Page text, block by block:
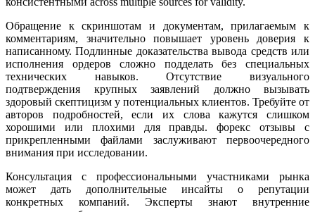
Обращение к скриншотам и документам, прилагаемым к
комментариям, значительно повышает уровень доверия к
написанному. Подлинные доказательства вывода средств или
исполнения ордеров сложно подделать без специальных
технических навыков. Отсутствие визуального
подтверждения крупных заявлений должно вызывать
здоровый скептицизм у потенциальных клиентов. Требуйте от
авторов подробностей, если их слова кажутся слишком
хорошими или плохими для правды. форекс отзывы с
прикрепленными файлами заслуживают первоочередного
внимания при исследовании.
Консультация с профессиональными участниками рынка
может дать дополнительные инсайты о репутации
конкретных компаний. Эксперты знают внутренние